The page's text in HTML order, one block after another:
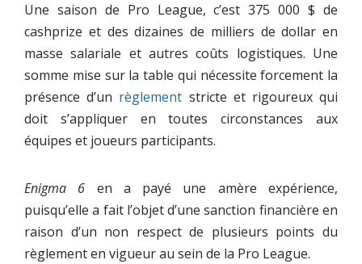
Une saison de Pro League, c’est 375 000 $ de
cashprize et des dizaines de milliers de dollar en
masse salariale et autres coûts logistiques. Une
somme mise sur la table qui nécessite forcement la
présence d’un règlement stricte et rigoureux qui
doit s’appliquer en toutes circonstances aux
équipes et joueurs participants.
Enigma 6 en a payé une amère expérience,
puisqu’elle a fait l’objet d’une sanction financière en
raison d’un non respect de plusieurs points du
règlement en vigueur au sein de la Pro League.